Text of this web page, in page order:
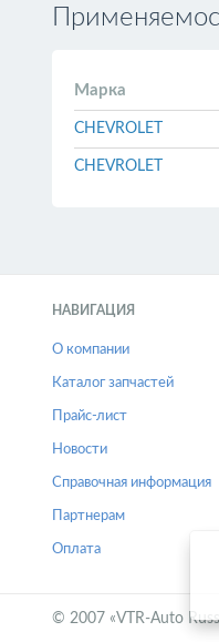
Марка
CHEVROLET
CHEVROLET
НАВИГАЦИЯ
О компании
Каталог запчастей
Прайс-лист
Новости
Справочная информация
Партнерам
Оплата
© 2007 «VTR-Auto